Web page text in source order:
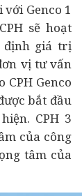
với Genco 1
sẽ hoạt
định giá trị
vị tư vấn
Genco
bắt đầu
CPH 3
của công
tâm của